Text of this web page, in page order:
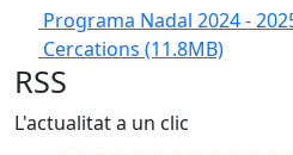
Programa Nadal 2024 -
Cercations (11.8MB)
RSS
L'actualitat a un clic